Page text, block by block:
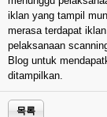
iklan yang tampil
merasa terdapat
pelaksanaan
Blog untuk
ditampilkan.
목록